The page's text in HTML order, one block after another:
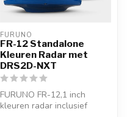
FURUNO
FR-12 Standalone
Kleuren Radar met
DRS2D-NXT
FURUNO FR-12,1 inch
kleuren radar inclusief